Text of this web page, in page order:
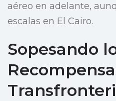
aéreo en adelante,
escalas en El Cairo.
Sopesando